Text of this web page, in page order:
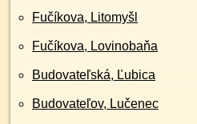
Fučíkova, Litomyšl
Fučíkova, Lovinobaňa
Budovateľská, Ľubica
Budovateľov, Lučenec